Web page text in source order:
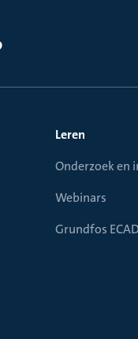
Leren
Onderzoek en
Webinars
Grundfos